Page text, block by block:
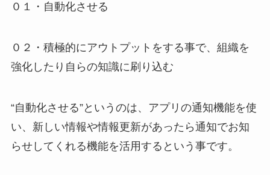
０１・自動化させる
０２・積極的にアウトプットをする事で、組織を
強化したり自らの知識に刷り込む
“自動化させる”というのは、アプリの通知機能を使
い、新しい情報や情報更新があったら通知でお知
らせしてくれる機能を活用するという事です。